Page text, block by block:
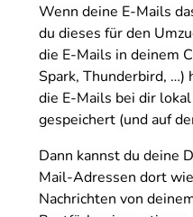
Wenn deine E-Mails
du dieses für den
die E-Mails in deinem
Spark, Thunderbird, …)
die E-Mails bei dir
gespeichert (und auf
Dann kannst du deine
Mail-Adressen dort
Nachrichten von